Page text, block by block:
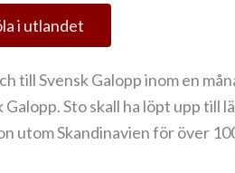
i utlandet
till Svensk Galopp inom en
Sto skall ha löpt upp till
utom Skandinavien för över